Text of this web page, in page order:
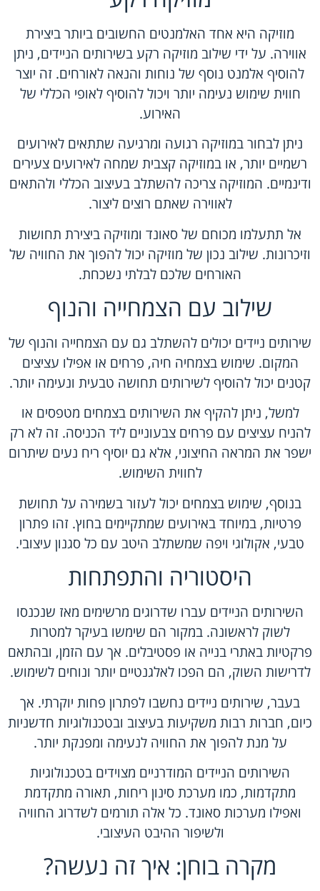
מוזיקה היא אחד האלמנטים החשובים ביותר ביצירת
אווירה. על ידי שילוב מוזיקה רקע בשירותים הניידים, ניתן
להוסיף אלמנט נוסף של נוחות והנאה לאורחים. זה יוצר
חווית שימוש נעימה יותר ויכול להוסיף לאופי הכללי של
האירוע.
ניתן לבחור במוזיקה רגועה ומרגיעה שתתאים לאירועים
רשמיים יותר, או במוזיקה קצבית שמחה לאירועים צעירים
ודינמיים. המוזיקה צריכה להשתלב בעיצוב הכללי ולהתאים
לאווירה שאתם רוצים ליצור.
אל תתעלמו מכוחם של סאונד ומוזיקה ביצירת תחושות
וזיכרונות. שילוב נכון של מוזיקה יכול להפוך את החוויה של
האורחים שלכם לבלתי נשכחת.
שילוב עם הצמחייה והנוף
שירותים ניידים יכולים להשתלב גם עם הצמחייה והנוף של
המקום. שימוש בצמחיה חיה, פרחים או אפילו עציצים
קטנים יכול להוסיף לשירותים תחושה טבעית ונעימה יותר.
למשל, ניתן להקיף את השירותים בצמחים מטפסים או
להניח עציצים עם פרחים צבעוניים ליד הכניסה. זה לא רק
ישפר את המראה החיצוני, אלא גם יוסיף ריח נעים שיתרום
לחווית השימוש.
בנוסף, שימוש בצמחים יכול לעזור בשמירה על תחושת
פרטיות, במיוחד באירועים שמתקיימים בחוץ. זהו פתרון
טבעי, אקולוגי ויפה שמשתלב היטב עם כל סגנון עיצובי.
היסטוריה והתפתחות
השירותים הניידים עברו שדרוגים מרשימים מאז שנכנסו
לשוק לראשונה. במקור הם שימשו בעיקר למטרות
פרקטיות באתרי בנייה או פסטיבלים. אך עם הזמן, ובהתאם
לדרישות השוק, הם הפכו לאלגנטיים יותר ונוחים לשימוש.
בעבר, שירותים ניידים נחשבו לפתרון פחות יוקרתי. אך
כיום, חברות רבות משקיעות בעיצוב ובטכנולוגיות חדשניות
על מנת להפוך את החוויה לנעימה ומפנקת יותר.
השירותים הניידים המודרניים מצוידים בטכנולוגיות
מתקדמות, כמו מערכת סינון ריחות, תאורה מתקדמת
ואפילו מערכות סאונד. כל אלה תורמים לשדרוג החוויה
ולשיפור ההיבט העיצובי.
מקרה בוחן: איך זה נעשה?